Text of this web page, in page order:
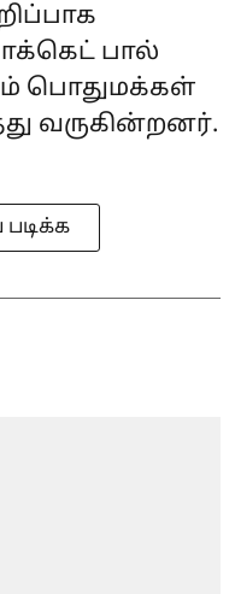
பால்
பொதுமக்கள்
வருகின்றனர்.